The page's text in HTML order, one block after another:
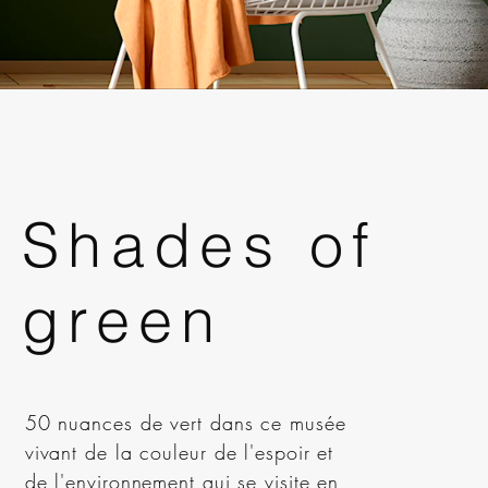
Ajoutez un
titre
Tell customers more about you.
Add a few words and a stunning
Shades of
green
50 nuances de vert dans ce musée
vivant de la couleur de l'espoir et
de l'environnement qui se visite en